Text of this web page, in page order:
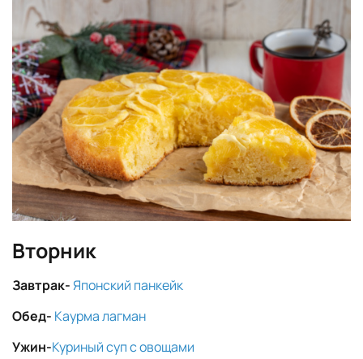
Вторник
Завтрак-Японский панкейк
Обед- Каурма лагман
Ужин-Куриный суп с овощами